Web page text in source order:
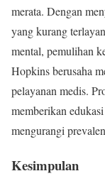
merata. Dengan
yang kurang
mental, pemulihan
Hopkins berusaha
pelayanan medis.
memberikan
mengurangi
Kesimpulan